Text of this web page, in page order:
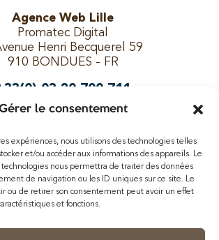
le consentement
expériences, nous utilisons des technologies telles
et/ou accéder aux informations des appareils. Le
technologies nous permettra de traiter des données
de navigation ou les ID uniques sur ce site. Le
ou de retirer son consentement peut avoir un effet
et fonctions.
Agence Web Lille
Promatec Digital
Henri Becquerel 59
910 BONDUES - FR
03 20 700 711
Suivez-nous !